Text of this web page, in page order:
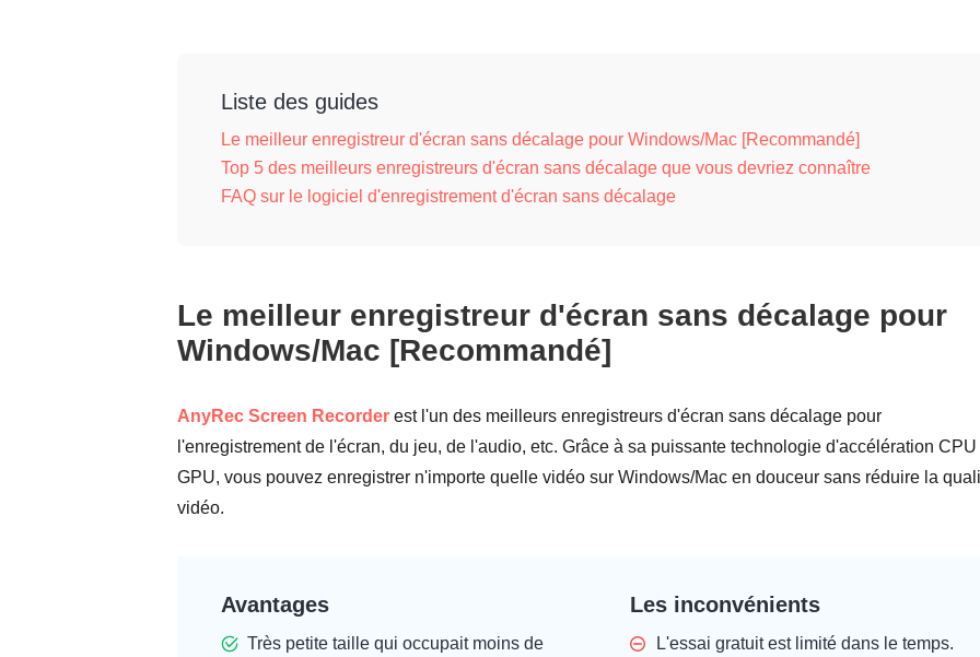
Liste des guides
Le meilleur enregistreur d'écran sans décalage pour Windows/Mac [Recommandé]
Top 5 des meilleurs enregistreurs d'écran sans décalage que vous devriez connaître
FAQ sur le logiciel d'enregistrement d'écran sans décalage
Le meilleur enregistreur d'écran sans décalage pour
Windows/Mac [Recommandé]
AnyRec Screen Recorder est l'un des meilleurs enregistreurs d'écran sans décalage pour
l'enregistrement de l'écran, du jeu, de l'audio, etc. Grâce à sa puissante technologie d'accélération CPU
GPU, vous pouvez enregistrer n'importe quelle vidéo sur Windows/Mac en douceur sans réduire la
vidéo.
Avantages
Très petite taille qui occupait moins de
Les inconvénients
L'essai gratuit est limité dans le temps.